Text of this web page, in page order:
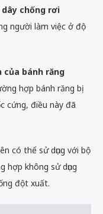
chống rơi
người làm việc ở độ
của bánh răng
hợp bánh răng bị
cứng, điều này đã
có thể sử dụng với bộ
không sử dụng
đột xuất.